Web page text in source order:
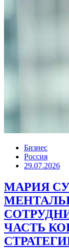
Бизнес
Россия
29.07.2026
МАРИЯ
ЧАСТЬ